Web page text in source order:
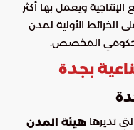
ويعمل بها أكثر
الخرائط الأولية لمدن
الحكومي المخصص.
بجدة
تديرها هيئة المدن